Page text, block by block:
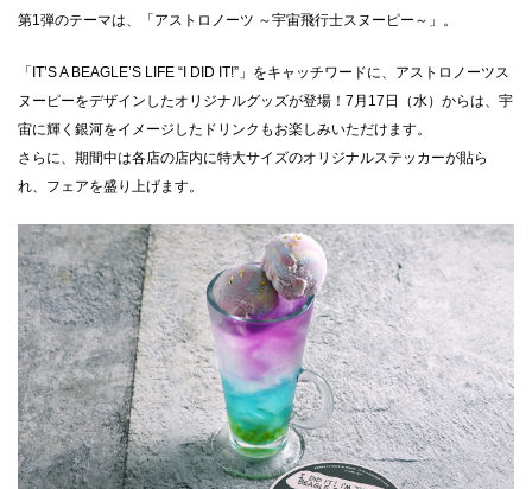
第1弾のテーマは、「アストロノーツ ～宇宙飛行士スヌーピー～」。
「IT’S A BEAGLE’S LIFE “I DID IT!”」をキャッチワードに、アストロノーツス
ヌーピーをデザインしたオリジナルグッズが登場！7月17日（水）からは、宇
宙に輝く銀河をイメージしたドリンクもお楽しみいただけます。
さらに、期間中は各店の店内に特大サイズのオリジナルステッカーが貼ら
れ、フェアを盛り上げます。